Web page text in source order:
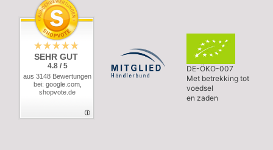
SEHR GUT
4.8 / 5
aus 3148 Bewertungen
bei: google.com,
shopvote.de
DE-ÖKO-007
Met betrekking tot
voedsel
en zaden